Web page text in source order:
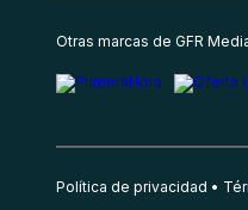
Otras marcas de GFR
Política de privacidad